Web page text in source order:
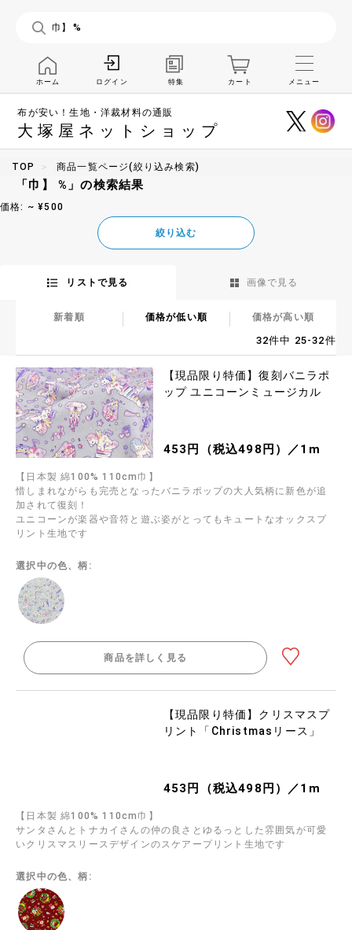
布が安い！生地・洋裁材料の通販
大塚屋ネットショップ
ホーム ログイン 特集 カート メニュー
TOP 商品一覧ページ(絞り込み検索)
「巾】 %」の検索結果
価格: ~ ¥500
リストで見る 画像で見る
絞り込む
新着順 価格が低い順 価格が高い順
32件中 25-32件
【現品限り特価】復刻バニラポ
ップ ユニコーンミュージカル
453円（税込498円）／1m
【日本製 綿100% 110cm巾】
惜しまれながらも完売となったバニラポップの大人気柄に新色が追
加されて復刻！
ユニコーンが楽器や音符と遊ぶ姿がとってもキュートなオックスプ
リント生地です
選択中の色、柄:
商品を詳しく見る
【現品限り特価】クリスマスプ
リント「Christmasリース」
453円（税込498円）／1m
【日本製 綿100% 110cm巾】
サンタさんとトナカイさんの仲の良さとゆるっとした雰囲気が可愛
いクリスマスリースデザインのスケアープリント生地です
選択中の色、柄: